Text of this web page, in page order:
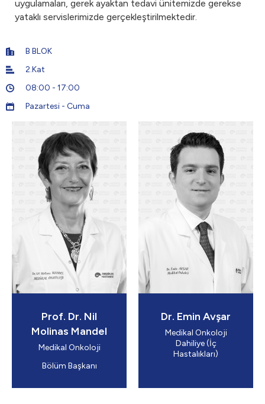
uygulamaları, gerek ayaktan tedavi ünitemizde gerekse
yataklı servislerimizde gerçekleştirilmektedir.
B BLOK
2.Kat
08:00 - 17:00
5 Pazartesi - Cuma
Prof. Dr. Nil
Molinas Mandel
Medikal Onkoloji
Bölüm Başkanı
Dr. Emin Avşar
Medikal Onkoloji
Dahiliye (İç
Hastalıkları)